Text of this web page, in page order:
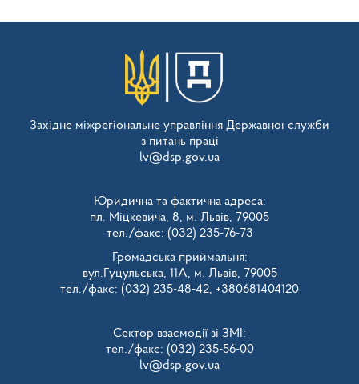
Західне міжрегіональне управління Державної служби
з питань праці
lv@dsp.gov.ua
Юридична та фактична адреса:
пл. Міцкевича, 8, м. Львів, 79005
тел./факс: (032) 235-76-73
Громадська приймальня:
вул.Гуцульська, 11А, м. Львів, 79005
тел./факс: (032) 235-48-42, +380681404120
Сектор взаємодії зі ЗМІ:
тел./факс: (032) 235-56-00
lv@dsp.gov.ua